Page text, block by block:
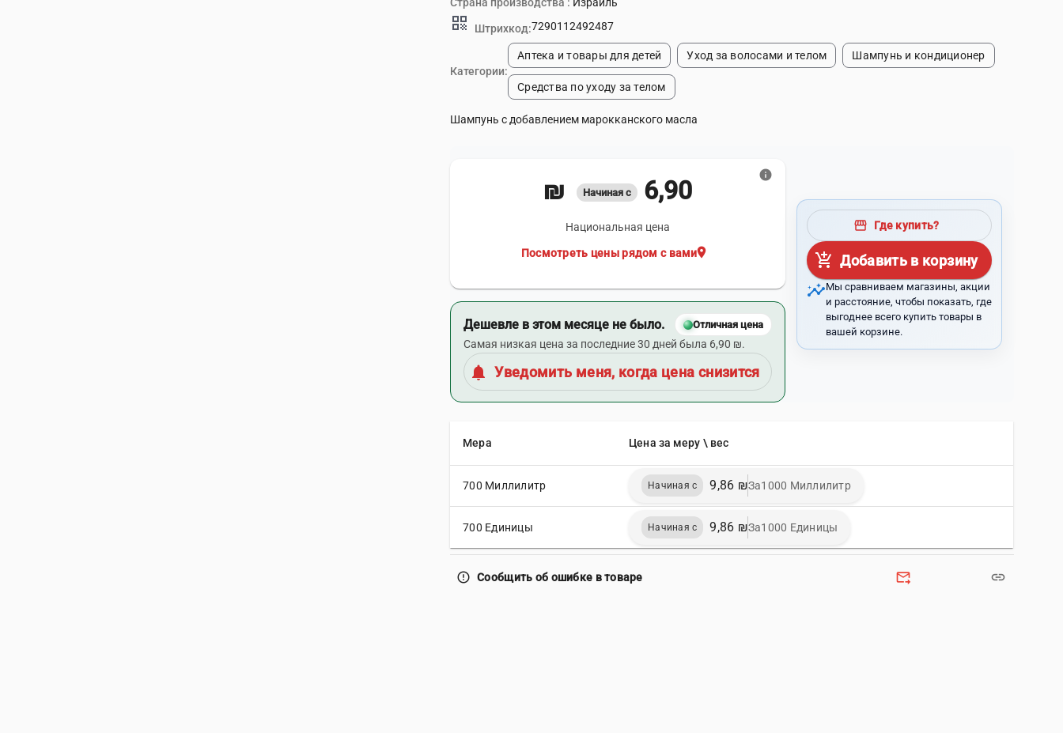
qr_code Штрихкод:7290112492487
Категории:
Аптека и товары для детей Уход за волосами и телом Шампунь и кондиционер
Средства по уходу за телом
Шампунь с добавлением марокканского масла
Начиная с 6,90 ₪
Национальная цена
location_on
Посмотреть цены рядом с вами
info
Дешевле в этом месяце не было. Отличная цена
Самая низкая цена за последние 30 дней была 6,90 ₪.
notifications Уведомить меня, когда цена снизится
storefront Где купить?
add_shopping_cart Добавить в корзину
insightsМы сравниваем магазины, акции
и расстояние, чтобы показать, где
выгоднее всего купить товары в
вашей корзине.
Мера Цена за меру \ вес
700 Миллилитр Начиная с 9,86 ₪За1000 Миллилитр
700 Единицы Начиная с 9,86 ₪За1000 Единицы
error_outline Сообщить об ошибке в товаре forward_to_inbox link